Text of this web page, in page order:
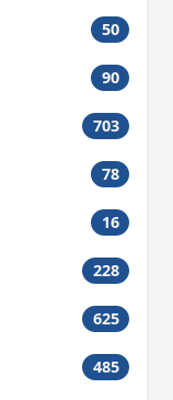
50
90
703
78
16
228
625
485